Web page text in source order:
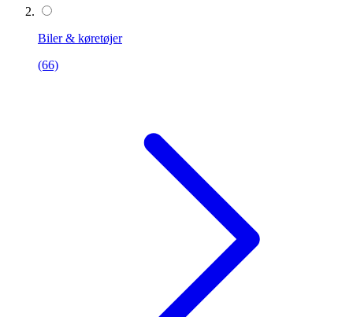
Biler & køretøjer
(66)